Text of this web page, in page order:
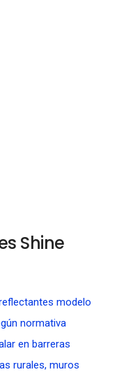
Shine
modelo
normativa
en barreras
rurales, muros